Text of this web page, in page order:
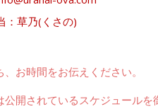
：草乃(くさの)
お時間をお伝えください。
開されているスケジュールを